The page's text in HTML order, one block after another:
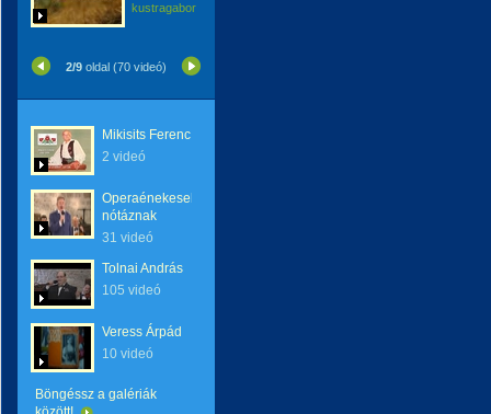
kustragabor
2/9 oldal (70 videó)
Mikisits Ferenc
2 videó
Operaénekesek
nótáznak
31 videó
Tolnai András
105 videó
Veress Árpád
10 videó
Böngéssz a galériák